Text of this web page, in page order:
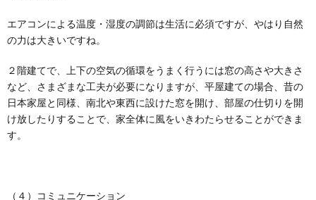
エアコンによる温度・湿度の調節は生活に必須ですが、やはり自然
の力は大きいですね。
２階建てで、上下の空気の循環をうまく行うには窓の高さや大きさ
など、さまざまな工夫が必要になりますが、平屋建ての場合、昔の
日本家屋と同様、南北や東西に設けた窓を開け、部屋の仕切りを開
け放したりすることで、家全体に風をいきわたらせることができま
す。
（４）コミュニケーション